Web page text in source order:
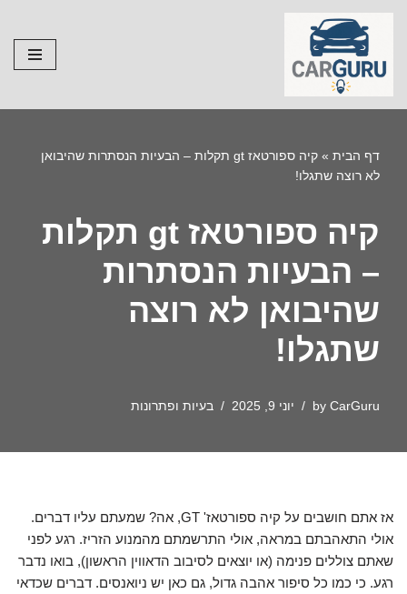
Skip
to
content
דף הבית »
קיה ספורטאז gt תקלות – הבעיות הנסתרות שהיבואן
לא רוצה שתגלו!
קיה ספורטאז gt תקלות
– הבעיות הנסתרות
שהיבואן לא רוצה
שתגלו!
by CarGuru יוני 9, 2025 בעיות ופתרונות
אז אתם חושבים על קיה ספורטאז' GT, אה? שמעתם עליו דברים.
אולי התאהבתם במראה, אולי התרשמתם מהמנוע הזריז. רגע לפני
שאתם צוללים פנימה (או יוצאים לסיבוב הדאווין הראשון), בואו נדבר
רגע. כי כמו כל סיפור אהבה גדול, גם כאן יש ניואנסים. דברים שכדאי